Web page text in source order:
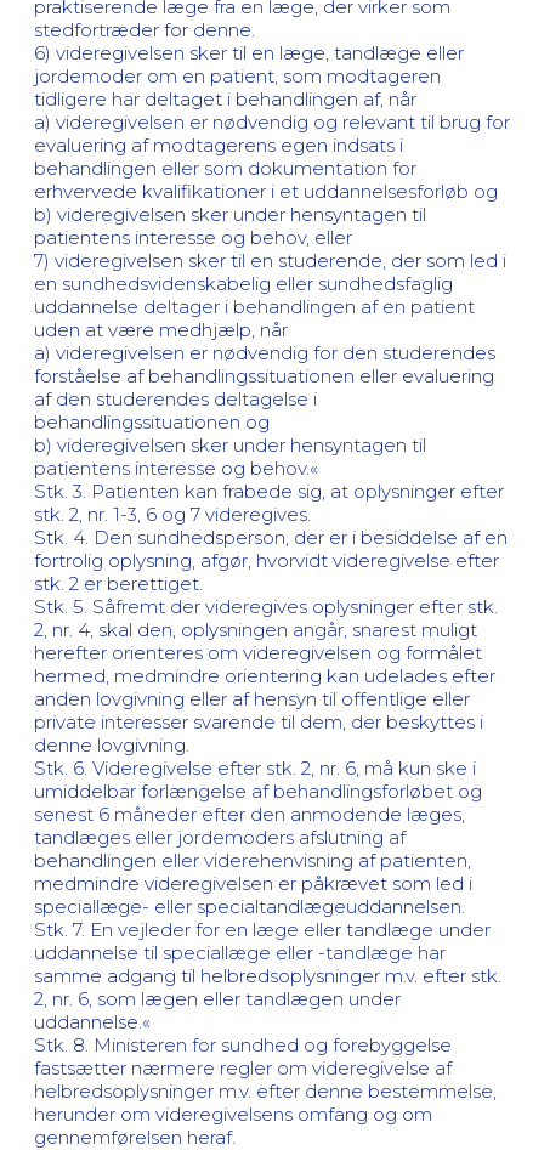
praktiserende læge fra en læge, der virker som
stedfortræder for denne.
6) videregivelsen sker til en læge, tandlæge eller
jordemoder om en patient, som modtageren
tidligere har deltaget i behandlingen af, når
a) videregivelsen er nødvendig og relevant til brug for
evaluering af modtagerens egen indsats i
behandlingen eller som dokumentation for
erhvervede kvalifikationer i et uddannelsesforløb og
b) videregivelsen sker under hensyntagen til
patientens interesse og behov, eller
7) videregivelsen sker til en studerende, der som led i
en sundhedsvidenskabelig eller sundhedsfaglig
uddannelse deltager i behandlingen af en patient
uden at være medhjælp, når
a) videregivelsen er nødvendig for den studerendes
forståelse af behandlingssituationen eller evaluering
af den studerendes deltagelse i
behandlingssituationen og
b) videregivelsen sker under hensyntagen til
patientens interesse og behov.«
Stk. 3. Patienten kan frabede sig, at oplysninger efter
stk. 2, nr. 1-3, 6 og 7 videregives.
Stk. 4. Den sundhedsperson, der er i besiddelse af en
fortrolig oplysning, afgør, hvorvidt videregivelse efter
stk. 2 er berettiget.
Stk. 5. Såfremt der videregives oplysninger efter stk.
2, nr. 4, skal den, oplysningen angår, snarest muligt
herefter orienteres om videregivelsen og formålet
hermed, medmindre orientering kan udelades efter
anden lovgivning eller af hensyn til offentlige eller
private interesser svarende til dem, der beskyttes i
denne lovgivning.
Stk. 6. Videregivelse efter stk. 2, nr. 6, må kun ske i
umiddelbar forlængelse af behandlingsforløbet og
senest 6 måneder efter den anmodende læges,
tandlæges eller jordemoders afslutning af
behandlingen eller viderehenvisning af patienten,
medmindre videregivelsen er påkrævet som led i
speciallæge- eller specialtandlægeuddannelsen.
Stk. 7. En vejleder for en læge eller tandlæge under
uddannelse til speciallæge eller -tandlæge har
samme adgang til helbredsoplysninger m.v. efter stk.
2, nr. 6, som lægen eller tandlægen under
uddannelse.«
Stk. 8. Ministeren for sundhed og forebyggelse
fastsætter nærmere regler om videregivelse af
helbredsoplysninger m.v. efter denne bestemmelse,
herunder om videregivelsens omfang og om
gennemførelsen heraf.